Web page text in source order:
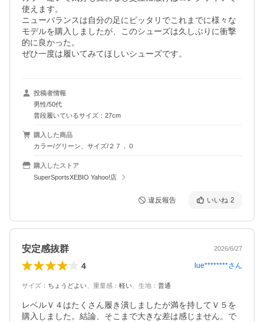
使えます。
ニューバランスは自分の足にピッタリでこれまでに様々な
モデルを購入しましたが、このシューズは久しぶりに衝撃
的に良かった。
ぜひ一度は履いてみてほしいシューズです。
投稿者情報
男性/50代
普段履いているサイズ：27cm
購入した商品
カラー/グリーン、サイズ/２７．０
購入したストア
SuperSportsXEBIO Yahoo!店
違反報告 いいね 2
安定感抜群 2026/6/27
4 lue********さん
サイズ ： ちょうどよい 重量感 ： 軽い 生地 ： 普通
レベルＶ４はたくさん履き潰しましたが満を持してＶ５を
購入しました。結論、そこまで大きな差は感じません。で